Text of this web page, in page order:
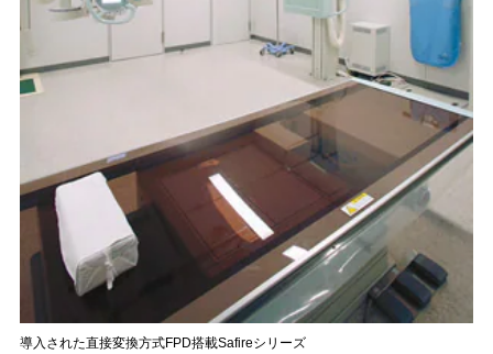
導入された直接変換方式FPD搭載Safireシリーズ